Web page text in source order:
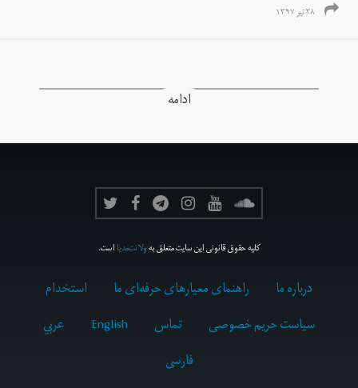
۲۸ تیر ۱۳۹۷
ادامه
کلیه حقوق قانونی این سایت متعلق بهولانت‌مدیااست.
درباره ما راهنمای معیارهای حرفه‌ای ما
استخدام
سیاست حریم خصوصی
تماس English
عربي
فارسى